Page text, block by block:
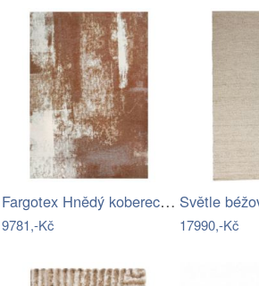
Fargotex Hnědý koberec Rust 200 x 300 cm
9781,-Kč 17990,-Kč